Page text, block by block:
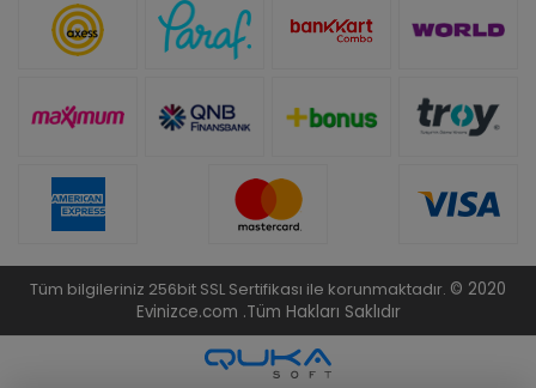
Tüm bilgileriniz 256bit SSL Sertifikası ile korunmaktadır. © 2020
Evinizce.com .Tüm Hakları Saklıdır